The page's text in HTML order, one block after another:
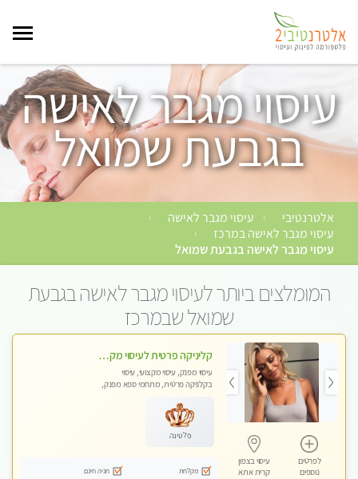
עיסוי מגבר לאישה
בגבעת שמואל
אלטרנטיבי › עיסוי מגבר לאישה ›
עיסוי מגבר לאישה במרכז ›
עיסוי מגבר לאישה בגבעת שמואל
המומלצים ביותר לעיסוי מגבר לאישה בגבעת
שמואל שבמרכז
לפרטים
נוספים
עיסוי בצפון
קרית אתא
קליניקה פרטית לעיסוי מקצועי ואלטרנטיבי ברמה גבוהה VIP תתקשר ..... highly recommended..new in the city
עיסוי מפנק, עיסוי מקצועי, עיסוי
בקלניקה פרטית, מתחמי ספא מפנק,
טנטרה, עיסוי מגבר לגבר, עיסוי מגבר
לאישה
פלטינה
מקלחת
חניה חינם